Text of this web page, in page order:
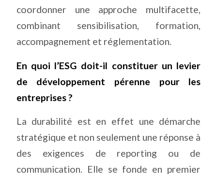
coordonner une approche multifacette,
combinant sensibilisation, formation,
accompagnement et réglementation.
En quoi l’ESG doit-il constituer un levier
de développement pérenne pour les
entreprises ?
La durabilité est en effet une démarche
stratégique et non seulement une réponse à
des exigences de reporting ou de
communication. Elle se fonde en premier